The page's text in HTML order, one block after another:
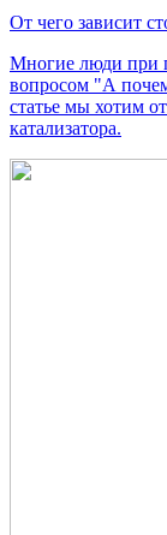
От чего зависит
Многие люди при
вопросом "А
статье мы хотим
катализатора.